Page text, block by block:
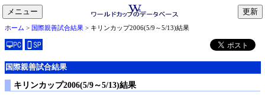
メニュー
toggle
navigation
ホーム > 国際親善試合結果 > キリンカップ2006(5/9～5/13)結果
国際親善試合結果
キリンカップ2006(5/9～5/13)結果